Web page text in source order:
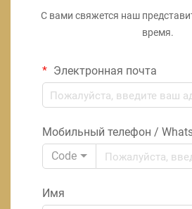
С вами свяжется наш
время.
Электронная почта
Мобильный телефон /
Code
Имя